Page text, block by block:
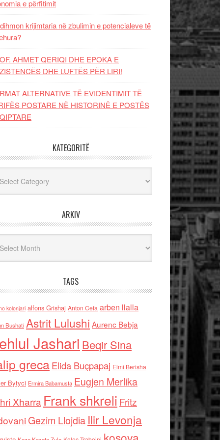
e përfitimit
krijimtaria në zbulimin e potencialeve të
AHMET QERIQI DHE EPOKA E
DHE LUFTЁS PЁR LIRI!
ALTERNATIVE TË EVIDENTIMIT TË
POSTARE NË HISTORINË E POSTËS
KATEGORITË
ARKIV
TAGS
kolonjari alfons Grishaj Anton Cefa arben llalla
Bushati Astrit Lulushi Aurenc Bebja
Jashari Beqir Sina
grecaElida Buçpapaj Elmi Berisha
Bytyci Ermira Babamusta Eugjen Merlika
Xharra Frank shkreli Fritz
Gezim Llojdia Ilir Levonja